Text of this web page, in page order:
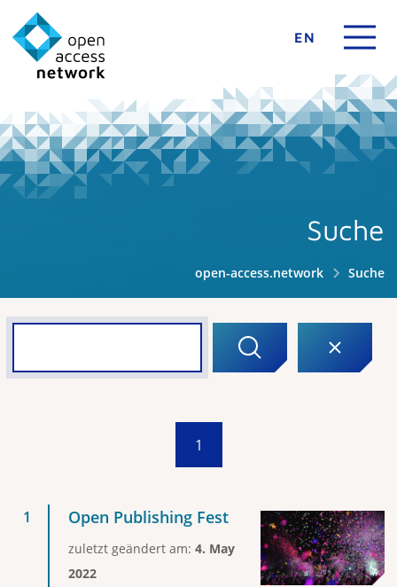
EN
Suche
open-access.network Suche
1
Open Publishing Fest
zuletzt geändert am: 4. May
2022